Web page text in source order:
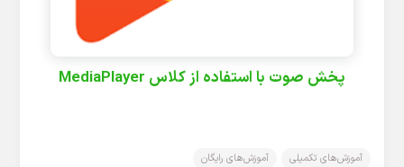
پخش صوت با استفاده از کلاس MediaPlayer
آموزش‌های تکمیلی آموزش‌های رایگان